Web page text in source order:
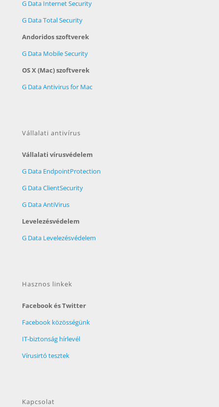
G Data Internet Security
G Data Total Security
Andoridos szoftverek
G Data Mobile Security
OS X (Mac) szoftverek
G Data Antivirus for Mac
Vállalati antivírus
Vállalati vírusvédelem
G Data EndpointProtection
G Data ClientSecurity
G Data AntiVirus
Levelezésvédelem
G Data Levelezésvédelem
Hasznos linkek
Facebook és Twitter
Facebook közösségünk
IT-biztonság hírlevél
Vírusirtó tesztek
Kapcsolat